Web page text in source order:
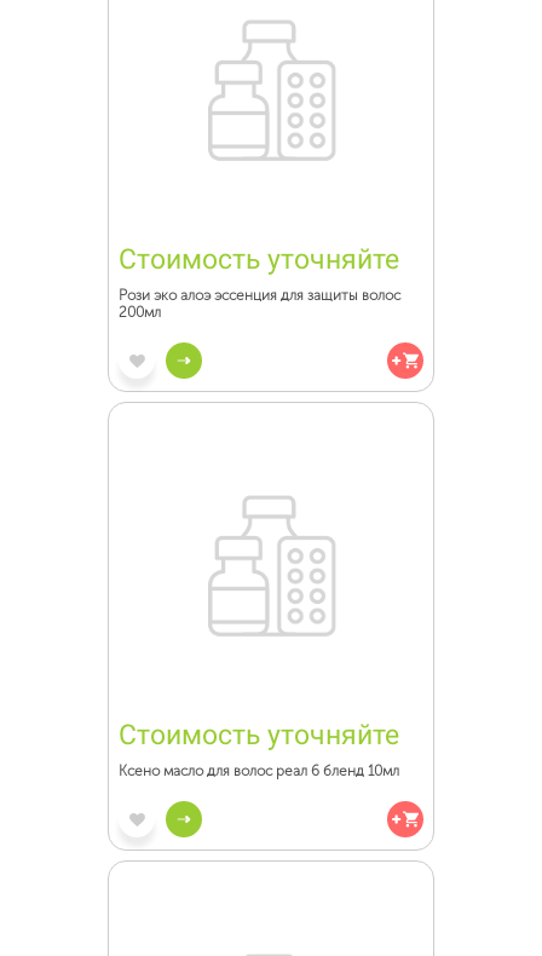
Стоимость уточняйте
Рози эко алоэ эссенция для защиты волос
200мл
Стоимость уточняйте
Ксено масло для волос реал 6 бленд 10мл